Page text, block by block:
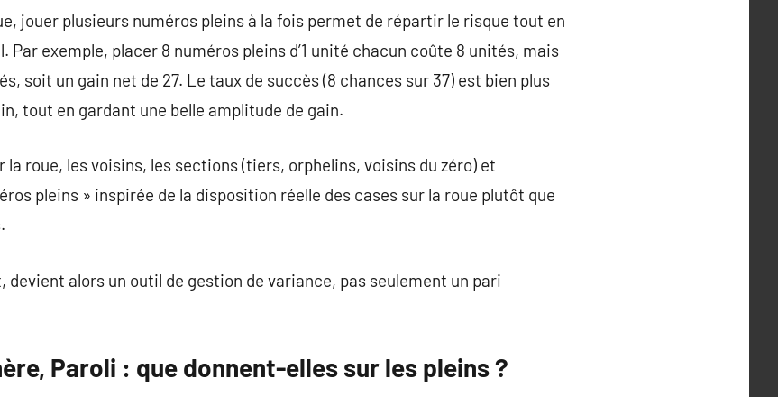
jouer plusieurs numéros pleins à la fois permet de répartir le risque tout en
exemple, placer 8 numéros pleins d’1 unité chacun coûte 8 unités, mais
soit un gain net de 27. Le taux de succès (8 chances sur 37) est bien plus
tout en gardant une belle amplitude de gain.
roue, les voisins, les sections (tiers, orphelins, voisins du zéro) et
pleins » inspirée de la disposition réelle des cases sur la roue plutôt que
alors un outil de gestion de variance, pas seulement un pari
Paroli : que donnent-elles sur les pleins ?